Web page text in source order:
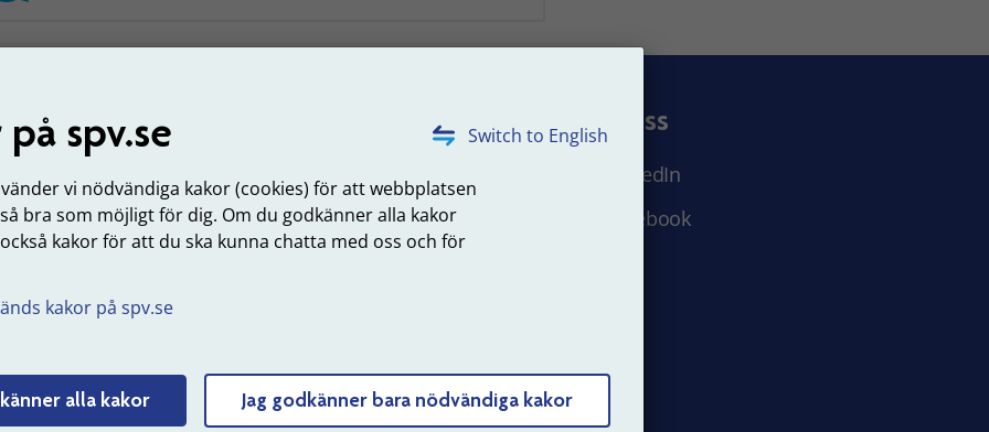
Switch to English
spv.se
vi nödvändiga kakor (cookies) för att webbplatsen
bra som möjligt för dig. Om du godkänner alla kakor
kakor för att du ska kunna chatta med oss och för
kakor på spv.se
alla kakor Jag godkänner bara nödvändiga kakor
hos oss
nyheter
Om webbplatsen
Struktur och innehåll
Följ oss
LinkedIn
Facebook